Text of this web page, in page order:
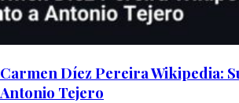
Carmen Díez Pereira Wikipedia:
Antonio Tejero